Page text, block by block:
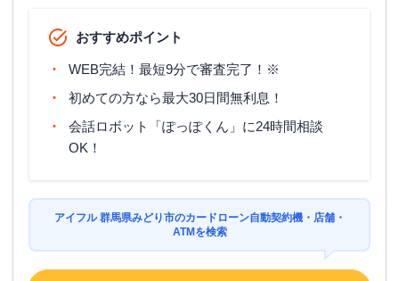
おすすめポイント
WEB完結！最短9分で審査完了！※
初めての方なら最大30日間無利息！
会話ロボット「ぽっぽくん」に24時間相談
OK！
アイフル 群馬県みどり市のカードローン自動契約機・店舗・
ATMを検索